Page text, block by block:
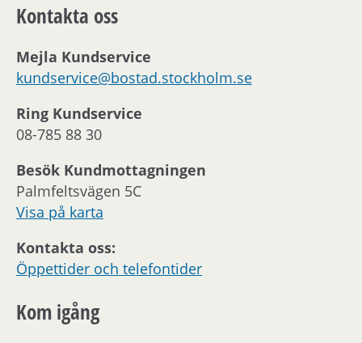
Kontakta oss
Mejla Kundservice
kundservice@bostad.stockholm.se
Ring Kundservice
08-785 88 30
Besök Kundmottagningen
Palmfeltsvägen 5C
Visa på karta
Kontakta oss:
Öppettider och telefontider
Kom igång